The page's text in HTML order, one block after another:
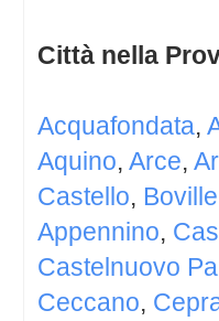
Città nella
Acquafondata,
Aquino, Arce,
Castello,
Appennino,
Castelnuovo
Ceccano,